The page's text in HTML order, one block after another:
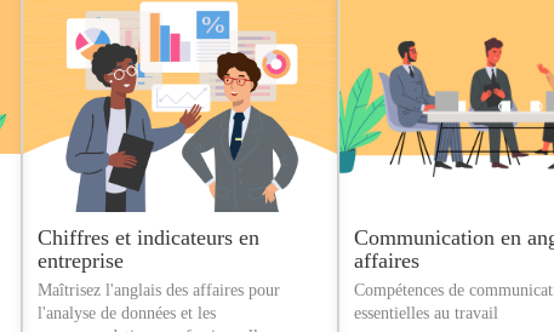
Chiffres et indicateurs en
entreprise
Maîtrisez l'anglais des affaires pour
l'analyse de données et les
Communication en
affaires
Compétences de
essentielles au travail